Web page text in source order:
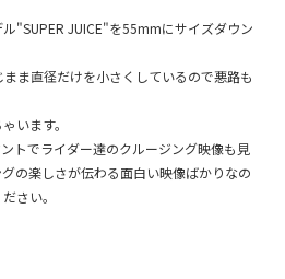
"SUPER JUICE"を55mmにサイズダウン
まま直径だけを小さくしているので悪路も
います。
トでライダー達のクルージング映像も見
の楽しさが伝わる面白い映像ばかりなの
さい。